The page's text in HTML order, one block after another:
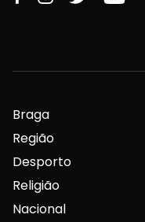
Braga
Região
Desporto
Religião
Nacional